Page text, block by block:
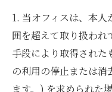
1. 当オフィスは、本
囲を超えて取り扱われ
手段により取得された
の利用の停止または
ます。) を求められた